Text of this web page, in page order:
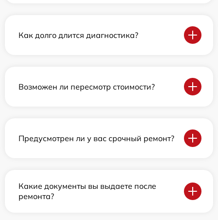
Как долго длится диагностика?
Возможен ли пересмотр стоимости?
Предусмотрен ли у вас срочный ремонт?
Какие документы вы выдаете после
ремонта?